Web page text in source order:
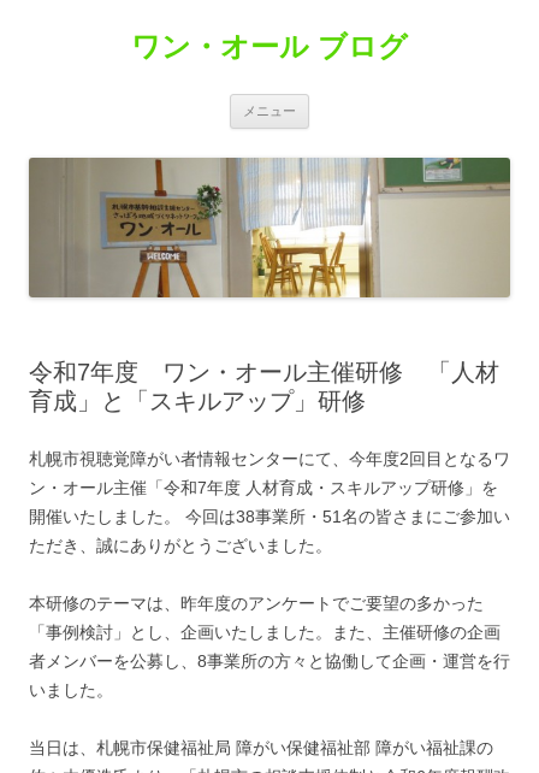
プ
ワン・オール ブログ
メニュー
令和7年度 ワン・オール主催研修 「人材
育成」と「スキルアップ」研修
札幌市視聴覚障がい者情報センターにて、今年度2回目となるワ
ン・オール主催「令和7年度 人材育成・スキルアップ研修」を
開催いたしました。 今回は38事業所・51名の皆さまにご参加い
ただき、誠にありがとうございました。
本研修のテーマは、昨年度のアンケートでご要望の多かった
「事例検討」とし、企画いたしました。また、主催研修の企画
者メンバーを公募し、8事業所の方々と協働して企画・運営を行
いました。
当日は、札幌市保健福祉局 障がい保健福祉部 障がい福祉課の